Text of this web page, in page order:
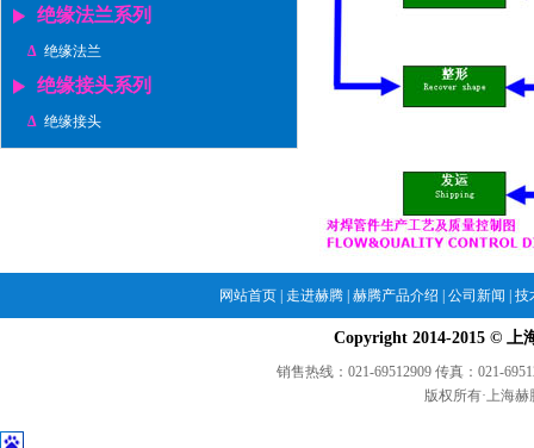
绝缘法兰系列
Δ 绝缘法兰
绝缘接头系列
Δ 绝缘接头
网站首页 走进赫腾 赫腾产品介绍 公司新闻 技
Copyright 2014-2015 © 上
销售热线：021-69512909 传真：021-
版权所有·上海